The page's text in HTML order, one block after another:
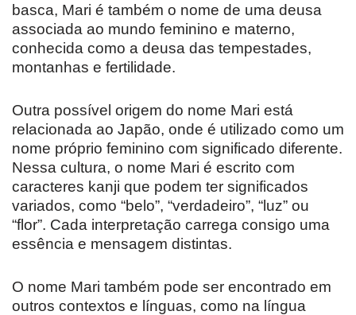
basca, Mari é também o nome de uma deusa
associada ao mundo feminino e materno,
conhecida como a deusa das tempestades,
montanhas e fertilidade.
Outra possível origem do nome Mari está
relacionada ao Japão, onde é utilizado como um
nome próprio feminino com significado diferente.
Nessa cultura, o nome Mari é escrito com
caracteres kanji que podem ter significados
variados, como “belo”, “verdadeiro”, “luz” ou
“flor”. Cada interpretação carrega consigo uma
essência e mensagem distintas.
O nome Mari também pode ser encontrado em
outros contextos e línguas, como na língua